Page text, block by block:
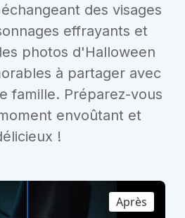
des visages
effrayants et
photos d'Halloween
à partager avec
famille. Préparez-vous
envoûtant et
!
Après